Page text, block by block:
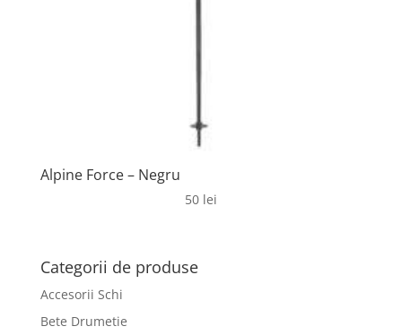
Alpine Force – Negru
50 lei
Categorii de produse
Accesorii Schi
Bete Drumetie